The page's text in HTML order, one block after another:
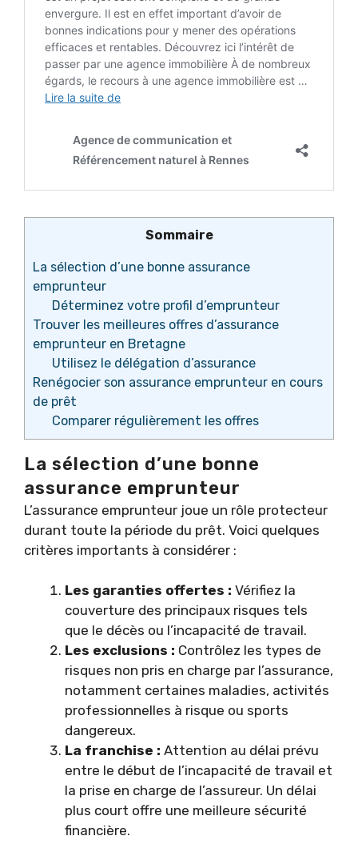
Sommaire
La sélection d’une bonne assurance
emprunteur
Déterminez votre profil d’emprunteur
Trouver les meilleures offres d’assurance
emprunteur en Bretagne
Utilisez le délégation d’assurance
Renégocier son assurance emprunteur en cours
de prêt
Comparer régulièrement les offres
La sélection d’une bonne
assurance emprunteur
L’assurance emprunteur joue un rôle protecteur
durant toute la période du prêt. Voici quelques
critères importants à considérer :
Les garanties offertes : Vérifiez la
couverture des principaux risques tels
que le décès ou l’incapacité de travail.
Les exclusions : Contrôlez les types de
risques non pris en charge par l’assurance,
notamment certaines maladies, activités
professionnelles à risque ou sports
dangereux.
La franchise : Attention au délai prévu
entre le début de l’incapacité de travail et
la prise en charge de l’assureur. Un délai
plus court offre une meilleure sécurité
financière.